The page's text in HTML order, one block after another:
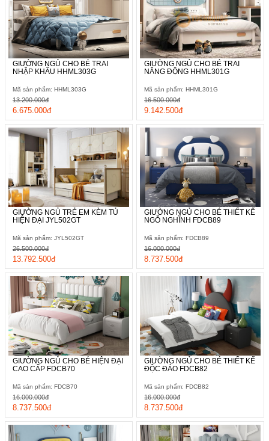
GIƯỜNG NGỦ CHO BÉ TRAI
NHẬP KHẨU HHML303G
Mã sản phẩm: HHML303G
6.675.000đ
13.200.000đ
GIƯỜNG NGỦ CHO BÉ TRAI
NĂNG ĐỘNG HHML301G
Mã sản phẩm: HHML301G
9.142.500đ
16.500.000đ
GIƯỜNG NGỦ TRẺ EM KÈM TỦ
HIỆN ĐẠI JYL502GT
Mã sản phẩm: JYL502GT
13.792.500đ
26.500.000đ
GIƯỜNG NGỦ CHO BÉ THIẾT KẾ
NGỖ NGHĨNH FDCB89
Mã sản phẩm: FDCB89
8.737.500đ
16.000.000đ
GIƯỜNG NGỦ CHO BÉ HIỆN ĐẠI
CAO CẤP FDCB70
Mã sản phẩm: FDCB70
8.737.500đ
16.000.000đ
GIƯỜNG NGỦ CHO BÉ THIẾT KẾ
ĐỘC ĐÁO FDCB82
Mã sản phẩm: FDCB82
8.737.500đ
16.000.000đ